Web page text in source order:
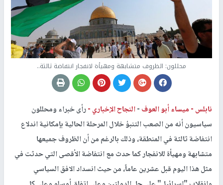
محللون: الظروف متشابهة ومهيأة لانفجار انتفاضة ثالثة..
نابلس -ميساء أبو العوف-النجاح الإخباري -رأى خبراء ومحللون
سياسيون أنه من الصعب التنبؤ خلال المرحلة الحالية بإمكانية اندلاع
انتفاضة ثالثة في المنطقة، وذلك بالرغم من أن الظروف جميعها
متشابهة ومهيأة للانفجار كما حدث مع انتفاضة الأقصى التي حدثت في
مثل هذا اليوم قبل عشرين عاماً، من حيث انسداد الافق السياسي